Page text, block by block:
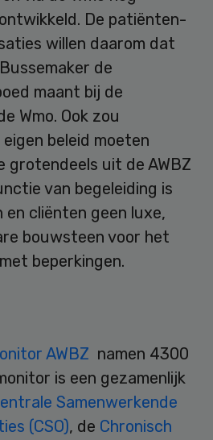
De patiënten-
willen daarom dat
de
maant bij de
Wmo. Ook zou
beleid moeten
grotendeels uit de AWBZ
van begeleiding is
cliënten geen luxe,
bouwsteen voor het
beperkingen.
AWBZ namen 4300
is een gezamenlijk
Samenwerkende
(CSO), de Chronisch